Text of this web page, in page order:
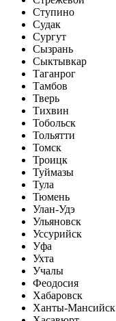
Ступино
Судак
Сургут
Сызрань
Сыктывкар
Таганрог
Тамбов
Тверь
Тихвин
Тобольск
Тольятти
Томск
Троицк
Туймазы
Тула
Тюмень
Улан-Удэ
Ульяновск
Уссурийск
Уфа
Ухта
Учалы
Феодосия
Хабаровск
Ханты-Мансийск